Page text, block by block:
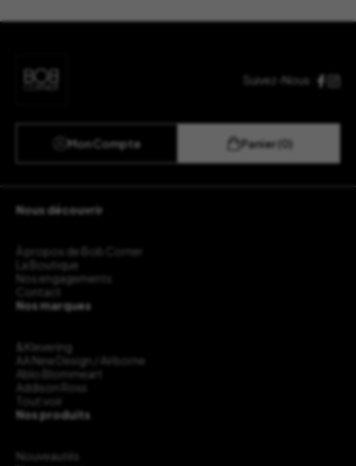
Suivez-Nous :
Mon Compte Panier (0)
Nous découvrir
À propos de Bob Corner
La Boutique
Nos engagements
Contact
Nos marques
&Klevering
AA New Design / Airborne
Ablo Blommeart
Addison Ross
Tout voir
Nos produits
Nouveautés